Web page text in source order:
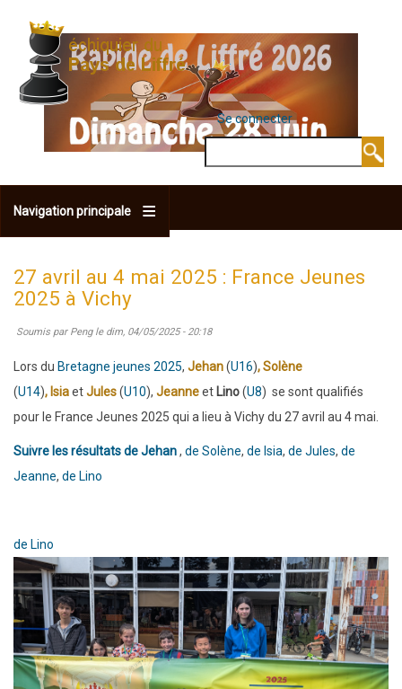
contenu
principal
MENU DU
Se connecter
Navigation principale
27 avril au 4 mai 2025 : France Jeunes
2025 à Vichy
Soumis par Pengle dim, 04/05/2025 - 20:18
Lors du Bretagne jeunes 2025, Jehan(U16), Solène
(U14), IsiaetJules(U10), Jeanneet Lino(U8) se sont qualifiés
pour le France Jeunes 2025 qui a lieu à Vichy du 27 avril au 4 mai.
Suivre les résultats de Jehan, de Solène, de Isia, de Jules, de
Jeanne, de Lino
de Lino